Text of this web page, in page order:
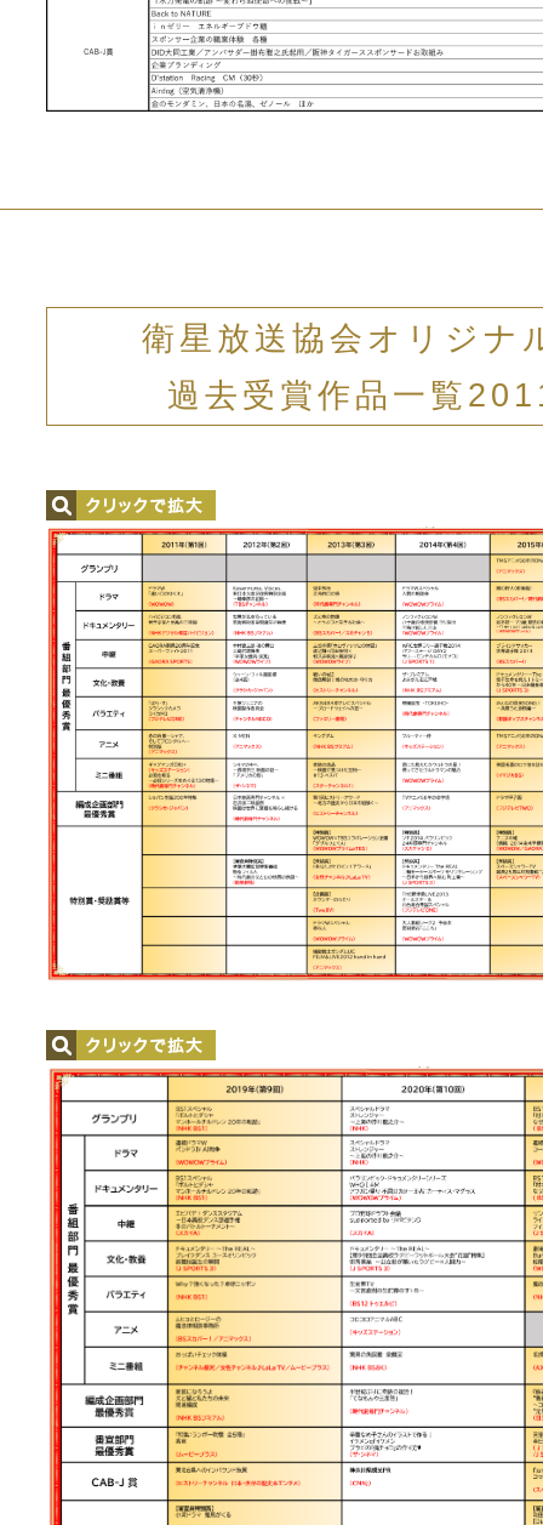
衛星放送協会オリジナ
過去受賞作品一覧